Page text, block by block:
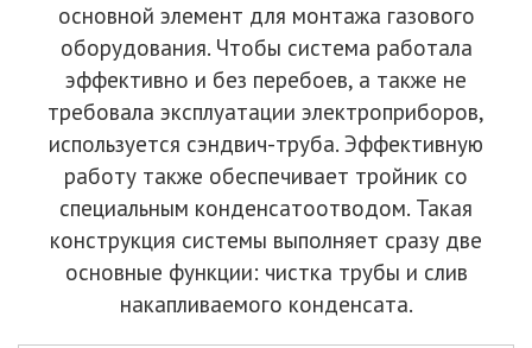
основной элемент для монтажа газового
оборудования. Чтобы система работала
эффективно и без перебоев, а также не
требовала эксплуатации электроприборов,
используется сэндвич-труба. Эффективную
работу также обеспечивает тройник со
специальным конденсатоотводом. Такая
конструкция системы выполняет сразу две
основные функции: чистка трубы и слив
накапливаемого конденсата.